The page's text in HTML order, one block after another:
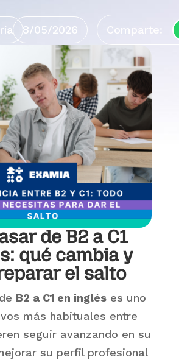
8/05/2026 Comparte:
de B2 a C1
qué cambia y
el salto
B2 a C1 en ingléses uno
más habituales entre
seguir avanzando en su
su perfil profesional